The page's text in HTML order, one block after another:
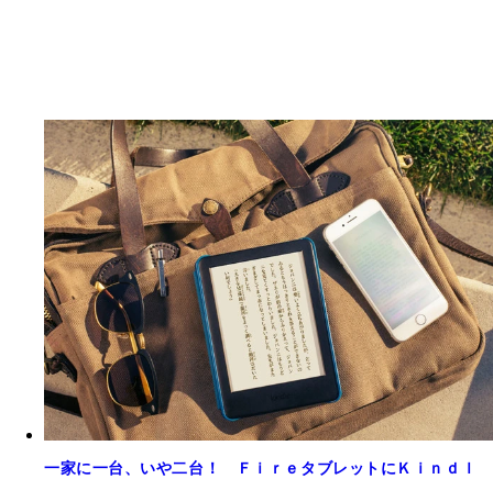
一家に一台、いや二台！ ＦｉｒｅタブレットにＫｉｎｄｌ